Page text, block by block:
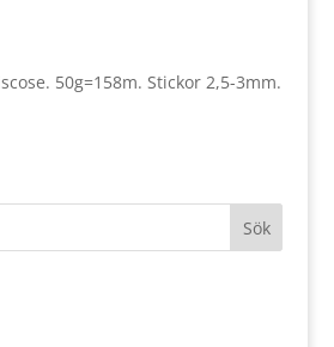
50g=158m. Stickor 2,5-3mm.